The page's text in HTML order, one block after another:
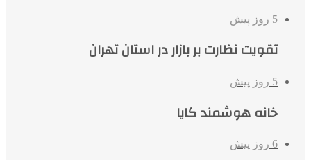
5 روز پیش
تقویت نظارت بر بازار در استان تهران
5 روز پیش
خانه هوشمند کایا
6 روز پیش